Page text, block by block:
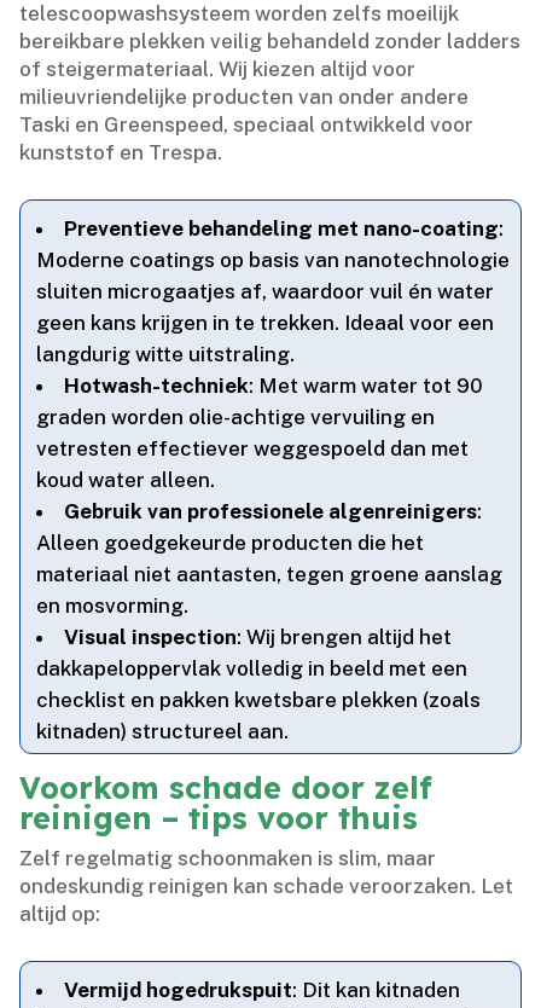
telescoopwashsysteem worden zelfs moeilijk
bereikbare plekken veilig behandeld zonder ladders
of steigermateriaal.​ Wij kiezen altijd voor
milieuvriendelijke producten van onder andere
Taski en Greenspeed, speciaal ontwikkeld voor
kunststof en Trespa.​
Preventieve behandeling met nano-coating:
Moderne coatings op basis van nanotechnologie
sluiten microgaatjes af, waardoor vuil én water
geen kans krijgen in te trekken.​ Ideaal voor een
langdurig witte uitstraling.​
Hotwash-techniek: Met warm water tot 90
graden worden olie-achtige vervuiling en
vetresten effectiever weggespoeld dan met
koud water alleen.​
Gebruik van professionele algenreinigers:
Alleen goedgekeurde producten die het
materiaal niet aantasten, tegen groene aanslag
en mosvorming.​
Visual inspection: Wij brengen altijd het
dakkapeloppervlak volledig in beeld met een
checklist en pakken kwetsbare plekken (zoals
kitnaden) structureel aan.​
Voorkom schade door zelf
reinigen – tips voor thuis
Zelf regelmatig schoonmaken is slim, maar
ondeskundig reinigen kan schade veroorzaken.​ Let
altijd op:
Vermijd hogedrukspuit: Dit kan kitnaden